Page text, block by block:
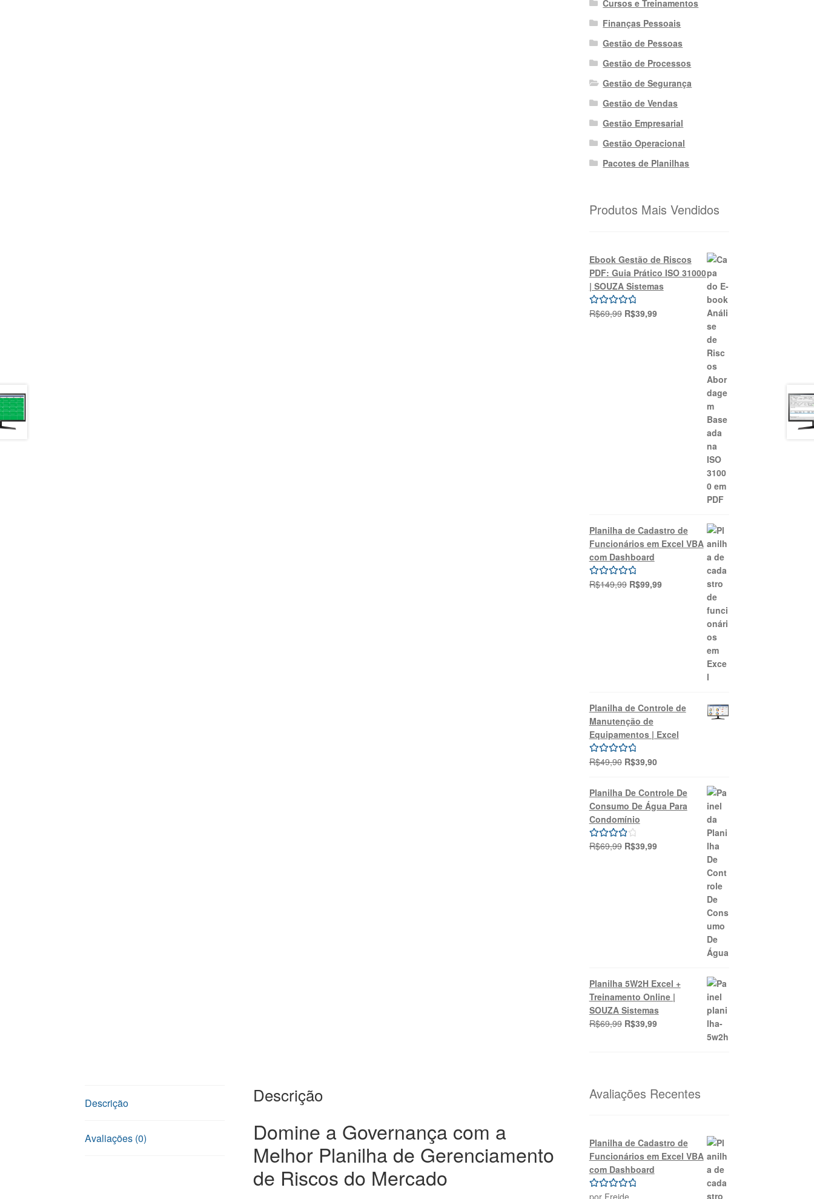
Descrição
Avaliações (0)
Descrição
Domine a Governança com a
Melhor Planilha de Gerenciamento
de Riscos do Mercado
Cursos e Treinamentos
Finanças Pessoais
Gestão de Pessoas
Gestão de Processos
Gestão de Segurança
Gestão de Vendas
Gestão Empresarial
Gestão Operacional
Pacotes de Planilhas
Produtos Mais Vendidos
Ebook Gestão de Riscos
PDF: Guia Prático ISO 31000
| SOUZA Sistemas
Avaliação
R$69,99 O
R$39,99O
Planilha de Cadastro de
Funcionários em Excel VBA
com Dashboard
Avaliação
R$149,99 O
R$99,99O
Planilha de Controle de
Manutenção de
Equipamentos | Excel
Avaliação
R$49,90 O
original
era:
R$49,90.
R$39,90O
atual
é:
R$39,90.
Planilha De Controle De
Consumo De Água Para
Condomínio
Avaliação
R$69,99 O
R$39,99O
Planilha 5W2H Excel +
Treinamento Online |
SOUZA Sistemas
R$69,99 O
R$39,99O
Avaliações Recentes
Planilha de Cadastro de
Funcionários em Excel VBA
com Dashboard
Avaliação5
por Freide